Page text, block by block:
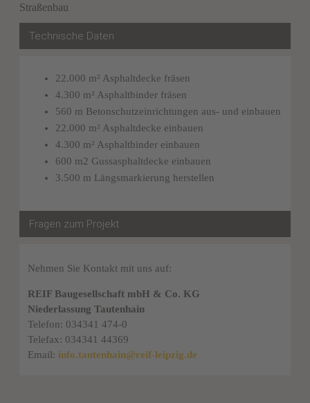
Straßenbau
Technische Daten
22.000 m² Asphaltdecke fräsen
4.300 m² Asphaltbinder fräsen
560 m Betonschutzeinrichtungen aus- und einbauen
22.000 m² Asphaltdecke einbauen
4.300 m² Asphaltbinder einbauen
600 m2 Gussasphaltdecke einbauen
3.500 m Längsmarkierung herstellen
Fragen zum Projekt
Nehmen Sie Kontakt mit uns auf:
REIF Baugesellschaft mbH & Co. KG
Niederlassung Tautenhain
Telefon: 034341 474-0
Telefax: 034341 44369
Email: info.tautenhain@reif-leipzig.de